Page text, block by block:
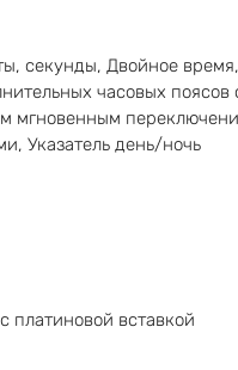
секунды, Двойное
часовых поясов
мгновенным
Указатель день/ночь
платиновой вставкой